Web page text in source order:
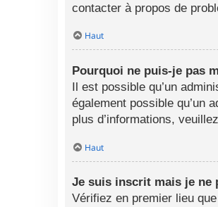
contacter à propos de
Haut
Pourquoi ne puis-je pas
Il est possible qu’un
également possible qu’un
plus d’informations,
Haut
Je suis inscrit mais je ne
Vérifiez en premier lieu